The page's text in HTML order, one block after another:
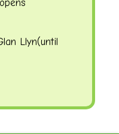
Llyn(until